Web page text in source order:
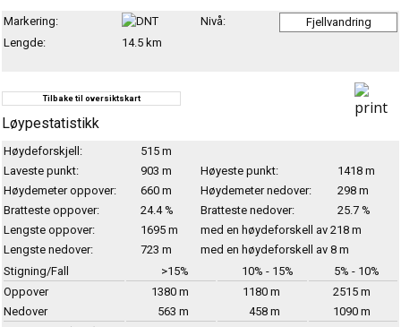
Markering: Nivå:
Fjellvandring
Lengde:
14.5 km
Tilbake til oversiktskart
Løypestatistikk
Høydeforskjell:
515 m
Laveste punkt:
903 m Høyeste punkt:
1418 m
Høydemeter oppover:
660 m Høydemeter nedover:
298 m
Bratteste oppover:
24.4 % Bratteste nedover:
25.7 %
Lengste oppover:
1695 m
med en høydeforskell av 218 m
Lengste nedover:
723 m
med en høydeforskell av 8 m
Stigning/Fall
>15% 10% - 15%
5% - 10%
Oppover
1380 m 1180 m
2515 m
Nedover
563 m 458 m
1090 m